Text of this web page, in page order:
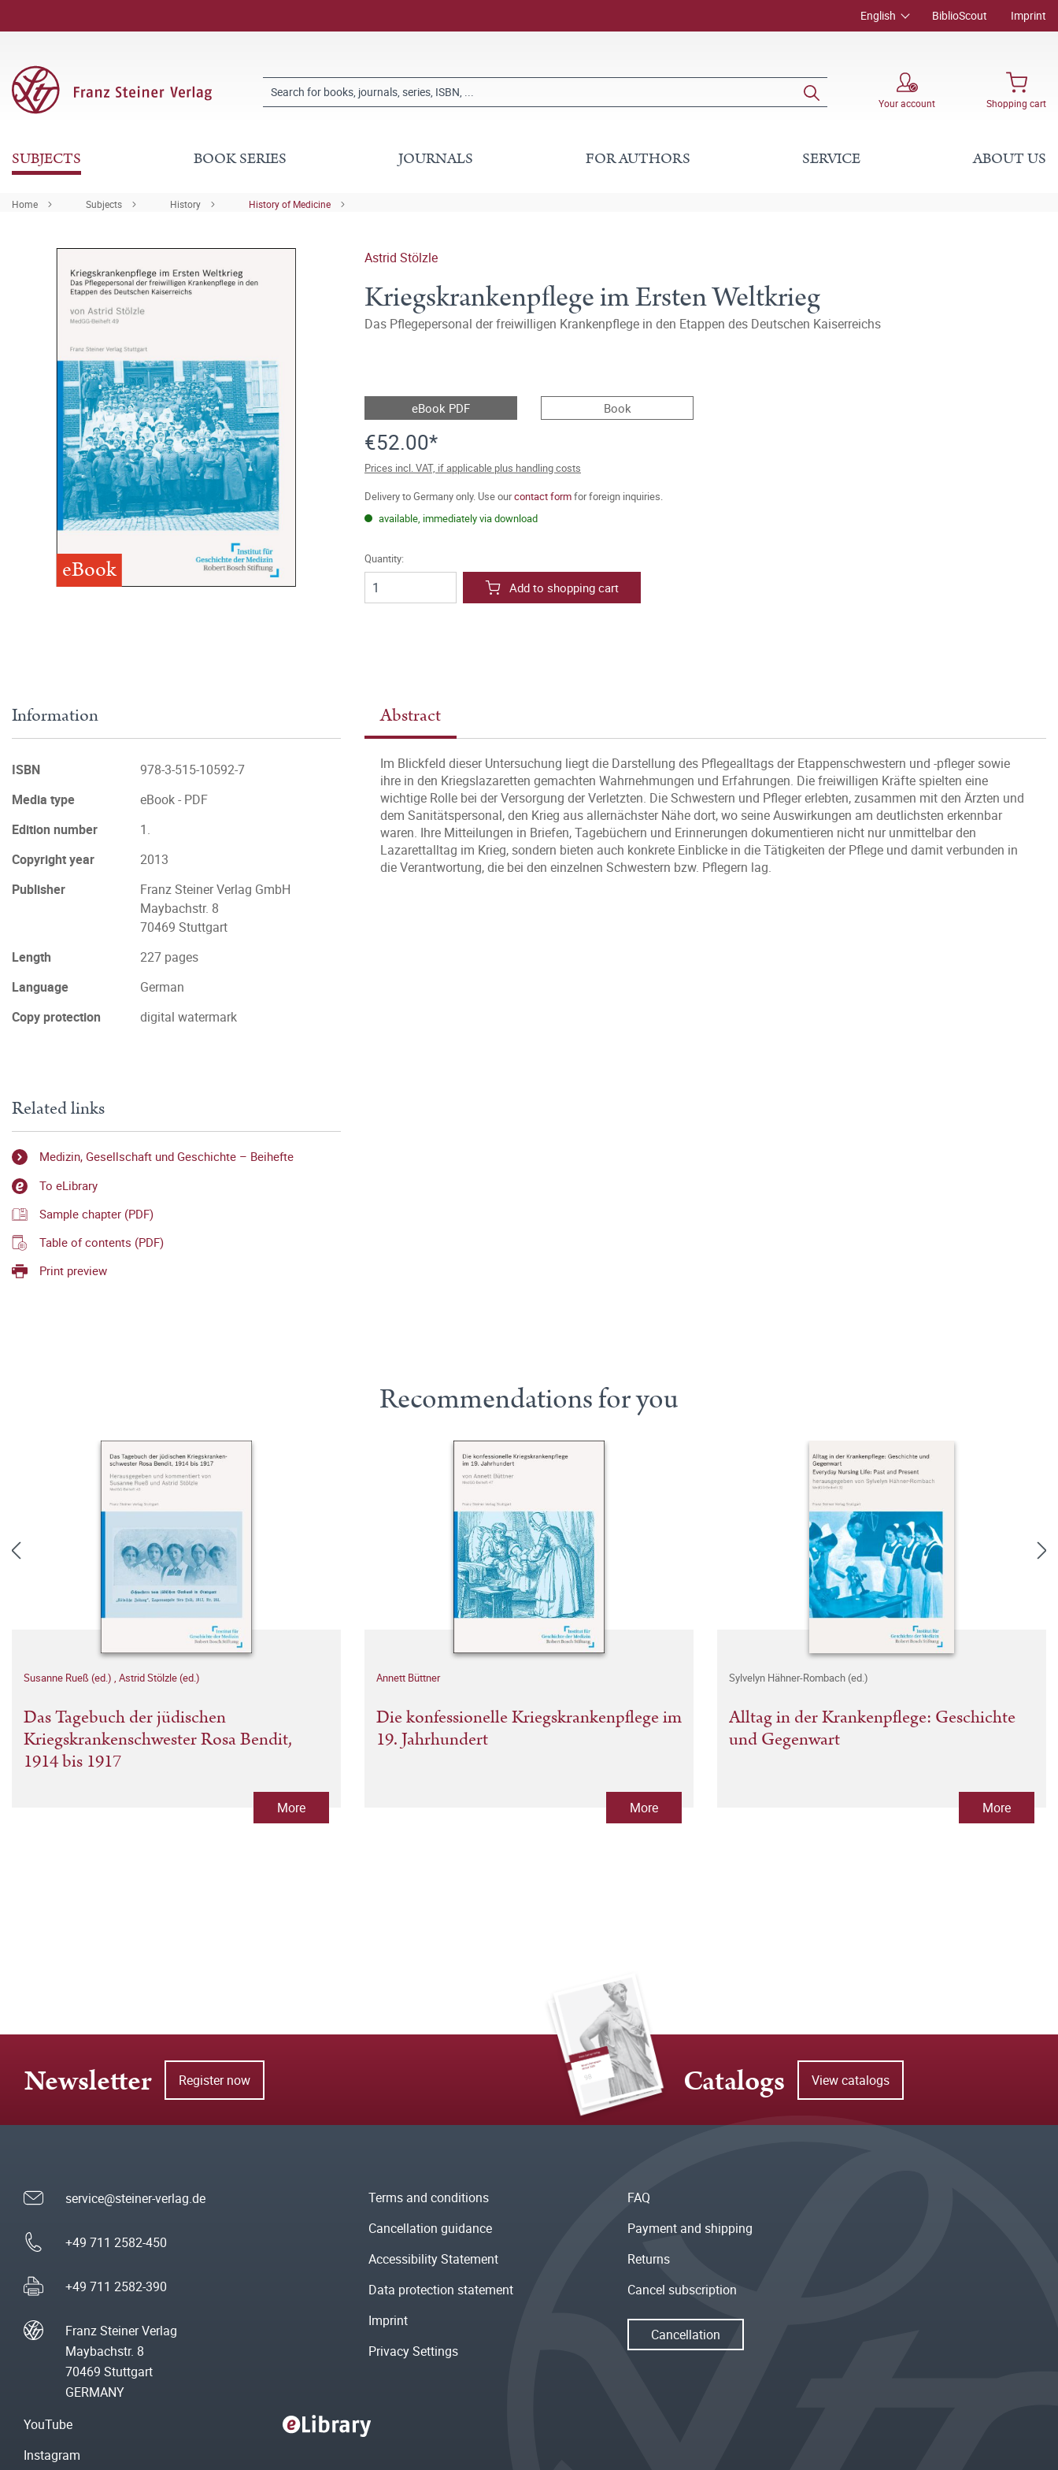
English BiblioScout Imprint
Your account Shopping cart
SUBJECTS BOOK SERIES JOURNALS FOR AUTHORS SERVICE ABOUT US
Home Subjects History History of Medicine
eBook
Astrid Stölzle
Kriegskrankenpflege im Ersten Weltkrieg
Das Pflegepersonal der freiwilligen Krankenpflege in den Etappen des Deutschen Kaiserreichs
eBook PDF Book
€52.00*
Prices incl. VAT, if applicable plus handling costs
Delivery to Germany only. Use ourcontact formfor foreign inquiries.
available, immediately via download
Quantity:
Add to shopping cart
Abstract
Im Blickfeld dieser Untersuchung liegt die Darstellung des Pflegealltags der Etappenschwestern und -pfleger sowie
ihre in den Kriegslazaretten gemachten Wahrnehmungen und Erfahrungen. Die freiwilligen Kräfte spielten eine
wichtige Rolle bei der Versorgung der Verletzten. Die Schwestern und Pfleger erlebten, zusammen mit den Ärzten und
dem Sanitätspersonal, den Krieg aus allernächster Nähe dort, wo seine Auswirkungen am deutlichsten erkennbar
waren. Ihre Mitteilungen in Briefen, Tagebüchern und Erinnerungen dokumentieren nicht nur unmittelbar den
Lazarettalltag im Krieg, sondern bieten auch konkrete Einblicke in die Tätigkeiten der Pflege und damit verbunden in
die Verantwortung, die bei den einzelnen Schwestern bzw. Pflegern lag.
Information
ISBN
978-3-515-10592-7
Media type
eBook - PDF
Edition number
1.
Copyright year
2013
Publisher
Franz Steiner Verlag GmbH
Maybachstr. 8
70469 Stuttgart
Length
227 pages
Language
German
Copy protection
digital watermark
Related links
Medizin, Gesellschaft und Geschichte – Beihefte
To eLibrary
Sample chapter (PDF)
Table of contents (PDF)
Print preview
Recommendations for you
Susanne Rueß (ed.) , Astrid Stölzle (ed.)
Das Tagebuch der jüdischen
Kriegskrankenschwester Rosa Bendit,
1914 bis 1917
More
Annett Büttner
Die konfessionelle Kriegskrankenpflege im
19. Jahrhundert
More
Sylvelyn Hähner-Rombach (ed.)
Alltag in der Krankenpflege: Geschichte
und Gegenwart
More
Newsletter Register now Catalogs View catalogs
service@steiner-verlag.de
+49 711 2582-450
+49 711 2582-390
Franz Steiner Verlag
Maybachstr. 8
70469 Stuttgart
GERMANY
Terms and conditions
Cancellation guidance
Accessibility Statement
Data protection statement
Imprint
Privacy Settings
FAQ
Payment and shipping
Returns
Cancel subscription
Cancellation
YouTube
Instagram